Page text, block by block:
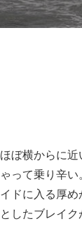
ぼ横からに
って乗り辛い
ドに入る厚め
したブレイク